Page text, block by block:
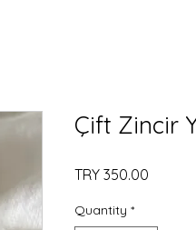
Çift Zincir
TRY 350.00
Quantity *